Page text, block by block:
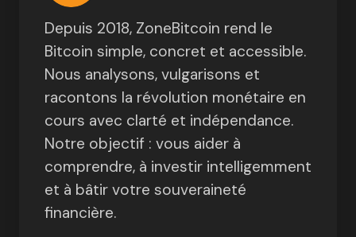
Depuis 2018, ZoneBitcoin rend le
Bitcoin simple, concret et accessible.
Nous analysons, vulgarisons et
racontons la révolution monétaire en
cours avec clarté et indépendance.
Notre objectif : vous aider à
comprendre, à investir intelligemment
et à bâtir votre souveraineté
financière.